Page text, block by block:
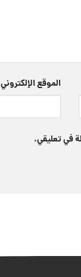
الموقع الإلكتروني
في تعليقي.